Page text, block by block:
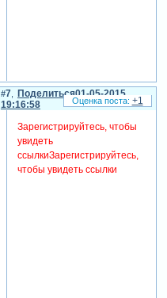
Поделиться
7
01-05-2015
19:16:58
Зарегистрируйтесь, чтобы
увидеть
ссылкиЗарегистрируйтесь,
чтобы увидеть ссылки
+1